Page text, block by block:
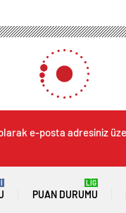
e-posta adresiniz
PUAN DURUMU
LİG